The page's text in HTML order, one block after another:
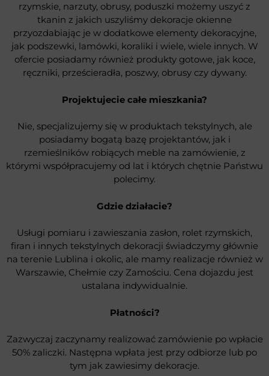
rzymskie, narzuty, obrusy, poduszki możemy uszyć z
tkanin z jakich uszyliśmy dekoracje okienne
przyozdabiając je w dodatkowe elementy dekoracyjne,
jak podszewki, lamówki, koraliki i wiele, wiele innych. W
ofercie posiadamy również produkty gotowe, jak koce,
ręczniki, prześcieradła, poszwy, obrusy czy dywany.
Projektujecie całe mieszkania?
Nie, specjalizujemy się w produktach tekstylnych, ale
posiadamy bogatą bazę projektantów, jak i
rzemieślników robiących meble na zamówienie, z
którymi współpracujemy od lat i których chętnie Państwu
polecimy.
Gdzie działacie?
Usługi pomiaru i zawieszania zasłon, rolet rzymskich,
firan i innych tekstylnych dekoracji świadczymy głównie
na terenie Lublina i okolic, ale mamy realizacje również w
Warszawie, Chełmie czy Zamościu. Cena dojazdu jest
ustalana indywidualnie.
Płatności?
Zazwyczaj zaczynamy realizować zamówienie po wpłacie
50% zaliczki. Następna wpłata jest przy odbiorze lub po
tym jak zawiesimy dekoracje.